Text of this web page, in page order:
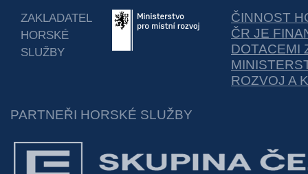
ZAKLADATEL
HORSKÉ
SLUŽBY
ČINNOST
ČR JE
DOTACEMI
ROZVOJ A
PARTNEŘI HORSKÉ SLUŽBY